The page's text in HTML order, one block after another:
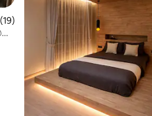
beoordeling van 5 uit 5, 19